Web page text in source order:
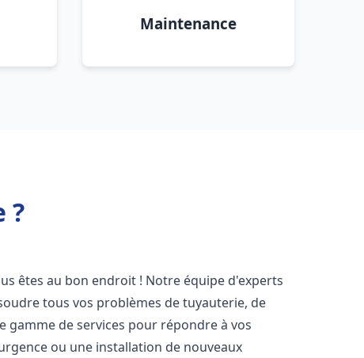
Maintenance
?
êtes au bon endroit ! Notre équipe d'experts
tous vos problèmes de tuyauterie, de
gamme de services pour répondre à vos
ou une installation de nouveaux